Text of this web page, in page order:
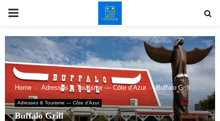
PRIMARY
MENU
Home Adresses & Tourisme — Côte d’Azur Buffalo Grill
Adresses & Tourisme — Côte d’Azur
Buffalo Grill